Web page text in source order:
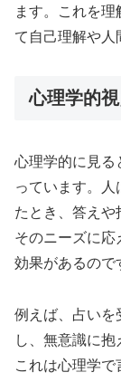
ます。これを
て自己理解や人
心理学的
心理学的に見る
っています。人
たとき、答えや
そのニーズに応
効果があるので
例えば、占いを
し、無意識に抱
これは心理学